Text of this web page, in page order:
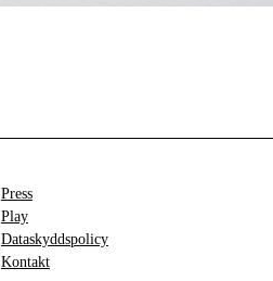
Press
Play
Dataskyddspolicy
Kontakt